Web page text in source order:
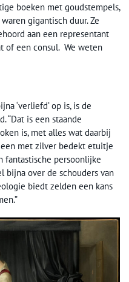
boeken met goudstempels,
gigantisch duur. Ze
aan een representant
of een consul. We weten
‘verliefd’ op is, is de
“Dat is een staande
is, met alles wat daarbij
met zilver bedekt etuitje
fantastische persoonlijke
bijna over de schouders van
biedt zelden een kans